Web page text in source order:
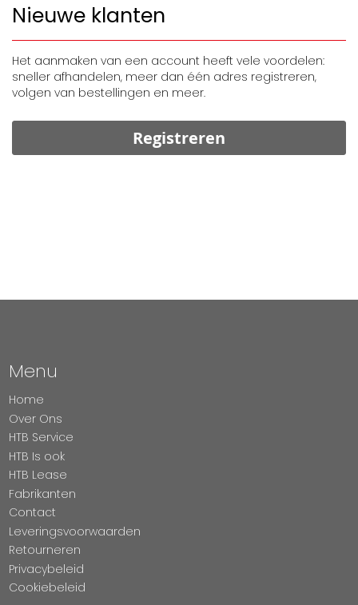
Nieuwe klanten
Het aanmaken van een account heeft vele voordelen:
sneller afhandelen, meer dan één adres registreren,
volgen van bestellingen en meer.
Registreren
Menu
Home
Over Ons
HTB Service
HTB Is ook
HTB Lease
Fabrikanten
Contact
Leveringsvoorwaarden
Retourneren
Privacybeleid
Cookiebeleid